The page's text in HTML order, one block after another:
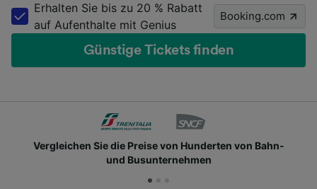
Erhalten Sie bis zu 20 % Rabatt
auf Aufenthalte mit Genius
Booking.com
Günstige Tickets finden
Vergleichen Sie die Preise von Hunderten von Bahn-
und Busunternehmen